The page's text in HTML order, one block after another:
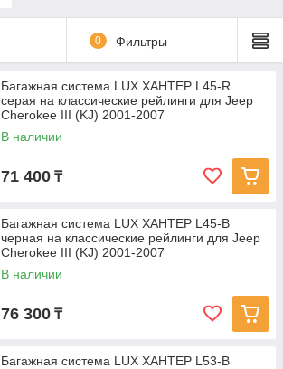
0 Фильтры
Багажная система LUX ХАНТЕР L45-R
серая на классические рейлинги для Jeep
Cherokee III (KJ) 2001-2007
В наличии
71 400 ₸
Багажная система LUX ХАНТЕР L45-B
черная на классические рейлинги для Jeep
Cherokee III (KJ) 2001-2007
В наличии
76 300 ₸
Багажная система LUX ХАНТЕР L53-B